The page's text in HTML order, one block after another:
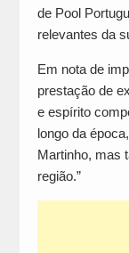
de Pool
relevantes da
Em nota de
prestação de
e espírito
longo da
Martinho, mas
região.”